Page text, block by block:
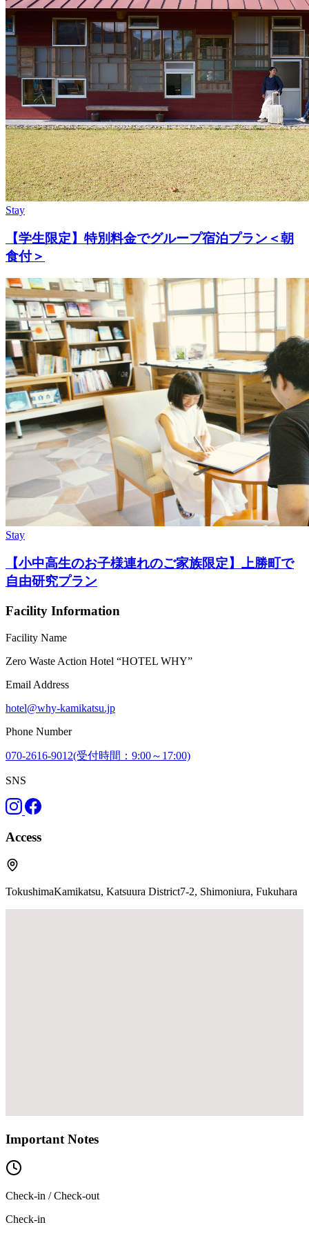
Stay
【学生限定】特別料金でグループ宿泊プラン＜朝
食付＞
Stay
【小中高生のお子様連れのご家族限定】上勝町で
自由研究プラン
Facility Information
Facility Name
Zero Waste Action Hotel “HOTEL WHY”
Email Address
hotel@why-kamikatsu.jp
Phone Number
070-2616-9012(受付時間：9:00～17:00)
SNS
Access
TokushimaKamikatsu, Katsuura District7-2, Shimoniura, Fukuhara
Important Notes
Check-in / Check-out
Check-in